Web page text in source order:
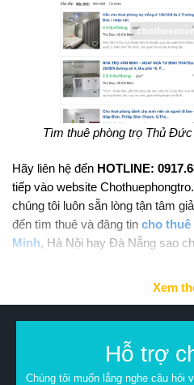
Tìm thuê phòng trọ Thủ
Hãy liên hệ đến HOTLINE:
tiếp vào website
chúng tôi luôn sẵn lòng tận tâm
đến tìm thuê và đăng tin cho thuê
Minh, Hà Nội hay Đà Nẵng sao
Xem
Hỗ trợ
Chúng tôi muốn lắng nghe câu hỏi